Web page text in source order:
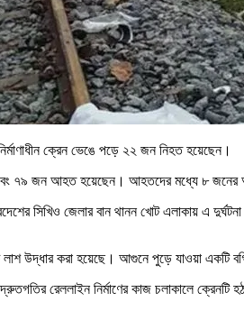
ক্রেন ভেঙে পড়ে ২২ জন নিহত হয়েছেন।
৭৯ জন আহত হয়েছেন। আহতদের মধ্যে ৮ জনের
সিখিও জেলার বান থানন খোট এলাকায় এ
উদ্ধার করা হয়েছে। আগুনে পুড়ে যাওয়া একটি
দ্রুতগতির রেললাইন নির্মাণের কাজ চলাকালে